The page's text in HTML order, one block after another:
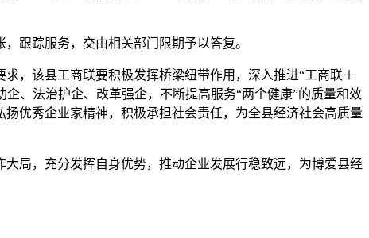
跟踪服务，交由相关部门限期予以答复。
，该县工商联要积极发挥桥梁纽带作用，深入推进“工商联＋
、法治护企、改革强企，不断提高服务“两个健康”的质量和效
优秀企业家精神，积极承担社会责任，为全县经济社会高质量
局，充分发挥自身优势，推动企业发展行稳致远，为博爱县经